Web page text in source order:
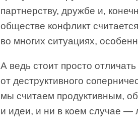
партнерству, дружбе и,
обществе конфликт
во многих ситуациях,
А ведь стоит просто
от деструктивного
мы считаем продуктивным,
и идеи, и ни в коем случае —